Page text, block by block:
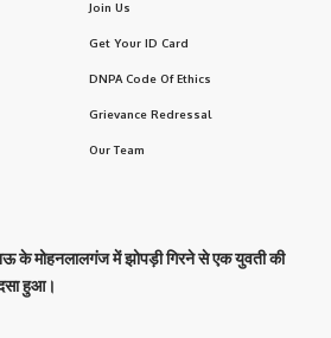
Join Us
Get Your ID Card
DNPA Code Of Ethics
Grievance Redressal
Our Team
के मोहनलालगंज में झोपड़ी गिरने से एक युवती की
हुआ।